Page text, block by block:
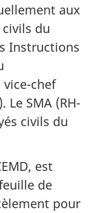
aux
du
Instructions
chef
Le SMA (RH-
civils du
est
de
pour